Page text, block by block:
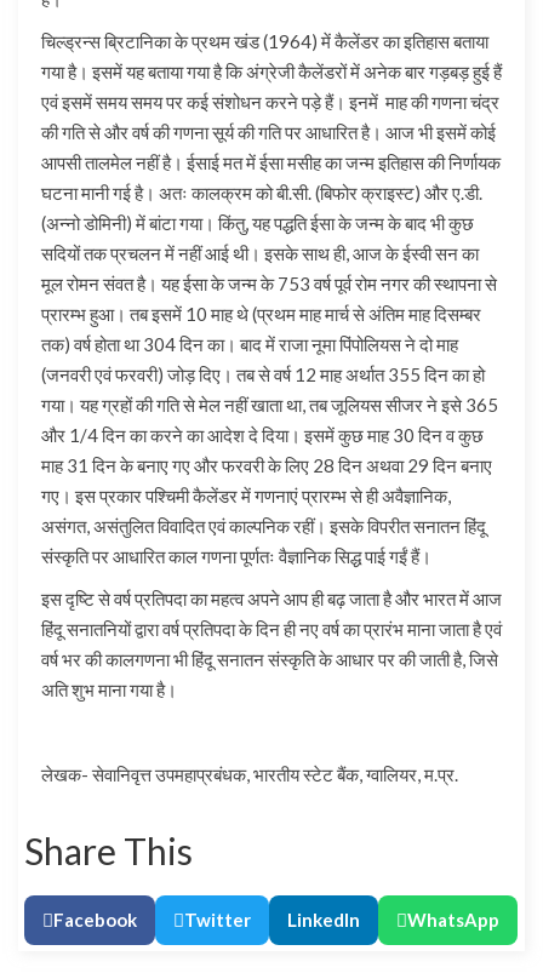
चिल्ड्रन्स ब्रिटानिका के प्रथम खंड (1964) में कैलेंडर का इतिहास बताया
गया है। इसमें यह बताया गया है कि अंग्रेजी कैलेंडरों में अनेक बार गड़बड़ हुई हैं
एवं इसमें समय समय पर कई संशोधन करने पड़े हैं। इनमें माह की गणना चंद्र
की गति से और वर्ष की गणना सूर्य की गति पर आधारित है। आज भी इसमें कोई
आपसी तालमेल नहीं है। ईसाई मत में ईसा मसीह का जन्म इतिहास की निर्णायक
घटना मानी गई है। अतः कालक्रम को बी.सी. (बिफोर क्राइस्ट) और ए.डी.
(अन्नो डोमिनी) में बांटा गया। किंतु, यह पद्धति ईसा के जन्म के बाद भी कुछ
सदियों तक प्रचलन में नहीं आई थी। इसके साथ ही, आज के ईस्वी सन का
मूल रोमन संवत है। यह ईसा के जन्म के 753 वर्ष पूर्व रोम नगर की स्थापना से
प्रारम्भ हुआ। तब इसमें 10 माह थे (प्रथम माह मार्च से अंतिम माह दिसम्बर
तक) वर्ष होता था 304 दिन का। बाद में राजा नूमा पिंपोलियस ने दो माह
(जनवरी एवं फरवरी) जोड़ दिए। तब से वर्ष 12 माह अर्थात 355 दिन का हो
गया। यह ग्रहों की गति से मेल नहीं खाता था, तब जूलियस सीजर ने इसे 365
और 1/4 दिन का करने का आदेश दे दिया। इसमें कुछ माह 30 दिन व कुछ
माह 31 दिन के बनाए गए और फरवरी के लिए 28 दिन अथवा 29 दिन बनाए
गए। इस प्रकार पश्चिमी कैलेंडर में गणनाएं प्रारम्भ से ही अवैज्ञानिक,
असंगत, असंतुलित विवादित एवं काल्पनिक रहीं। इसके विपरीत सनातन हिंदू
संस्कृति पर आधारित काल गणना पूर्णतः वैज्ञानिक सिद्ध पाई गईं हैं।
इस दृष्टि से वर्ष प्रतिपदा का महत्व अपने आप ही बढ़ जाता है और भारत में आज
हिंदू सनातनियों द्वारा वर्ष प्रतिपदा के दिन ही नए वर्ष का प्रारंभ माना जाता है एवं
वर्ष भर की कालगणना भी हिंदू सनातन संस्कृति के आधार पर की जाती है, जिसे
अति शुभ माना गया है।
लेखक- सेवानिवृत्त उपमहाप्रबंधक, भारतीय स्टेट बैंक, ग्वालियर, म.प्र.
Share This
Facebook Twitter LinkedIn WhatsApp